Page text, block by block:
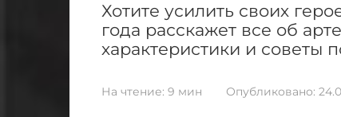
Хотите усилить своих
года расскажет все об
характеристики и советы
На чтение: 9 мин Опубликовано: